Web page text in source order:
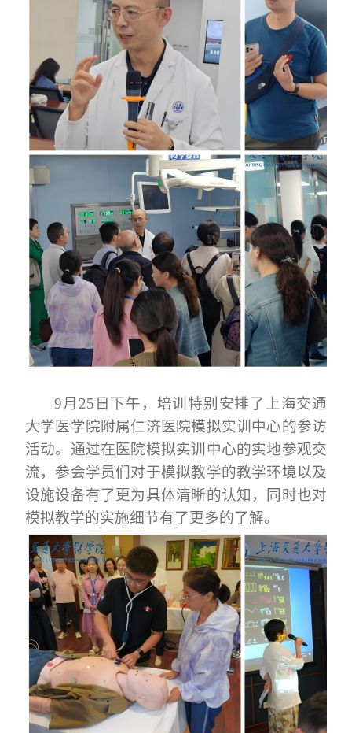
9月25日下午，培训特别安排了上海交通
大学医学院附属仁济医院模拟实训中心的参访
活动。通过在医院模拟实训中心的实地参观交
流，参会学员们对于模拟教学的教学环境以及
设施设备有了更为具体清晰的认知，同时也对
模拟教学的实施细节有了更多的了解。